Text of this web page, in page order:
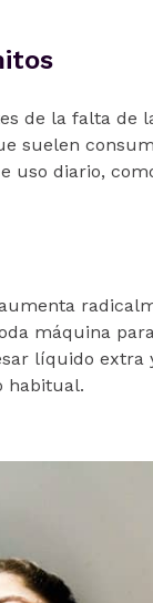
de la falta de
suelen
uso diario,
máquina
líquido extra
habitual.